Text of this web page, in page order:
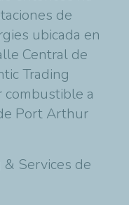
de
ubicada en
Central de
Trading
combustible a
Port Arthur
Services de